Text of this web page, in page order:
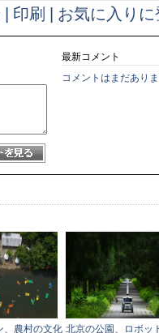
印刷 お気に入りに
最新コメント
コメントはまだあり